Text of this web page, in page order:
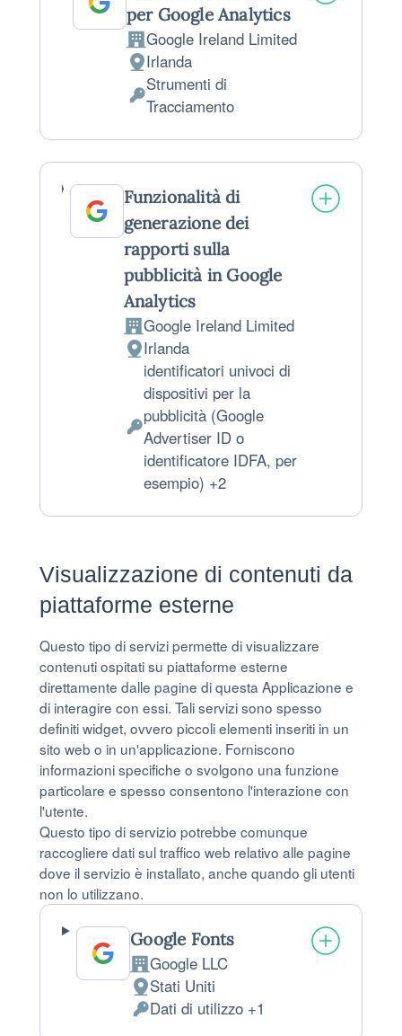
per Google Analytics
Azienda:
Google Ireland Limited
Luogo del trattamento:
Irlanda
Dati Personali trattati:
Strumenti di
Tracciamento
Funzionalità di
generazione dei
rapporti sulla
pubblicità in Google
Analytics
Azienda:
Google Ireland Limited
Luogo del trattamento:
Irlanda
Dati Personali trattati:
identificatori univoci di
dispositivi per la
pubblicità (Google
Advertiser ID o
identificatore IDFA, per
esempio) +2
Visualizzazione di contenuti da
piattaforme esterne
Questo tipo di servizi permette di visualizzare
contenuti ospitati su piattaforme esterne
direttamente dalle pagine di questa Applicazione e
di interagire con essi. Tali servizi sono spesso
definiti widget, ovvero piccoli elementi inseriti in un
sito web o in un'applicazione. Forniscono
informazioni specifiche o svolgono una funzione
particolare e spesso consentono l'interazione con
l'utente.
Questo tipo di servizio potrebbe comunque
raccogliere dati sul traffico web relativo alle pagine
dove il servizio è installato, anche quando gli utenti
non lo utilizzano.
Google Fonts
Azienda:
Google LLC
Luogo del trattamento:
Stati Uniti
Dati Personali trattati:
Dati di utilizzo +1